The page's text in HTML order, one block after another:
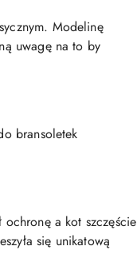
Modelinę
uwagę na to by
bransoletek
a kot szczęście
się unikatową